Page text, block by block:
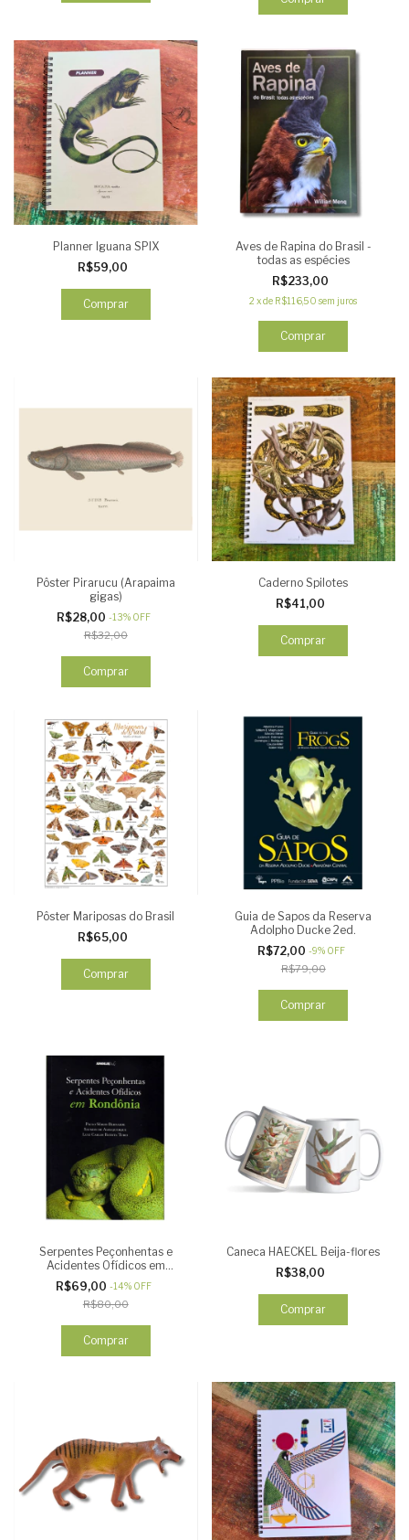
Planner Iguana SPIX
R$59,00
Aves de Rapina do Brasil -
todas as espécies
R$233,00
2 xde R$116,50 sem juros
Pôster Pirarucu (Arapaima
gigas)
R$28,00-13% OFF
R$32,00
Comprar
Caderno Spilotes
R$41,00
Comprar
Pôster Mariposas do Brasil
R$65,00
Comprar
Guia de Sapos da Reserva
Adolpho Ducke 2ed.
R$72,00-9% OFF
R$79,00
Serpentes Peçonhentas e
Acidentes Ofídicos em
Rondônia
R$69,00-14% OFF
R$80,00
Caneca HAECKEL Beija-flores
R$38,00
Comprar